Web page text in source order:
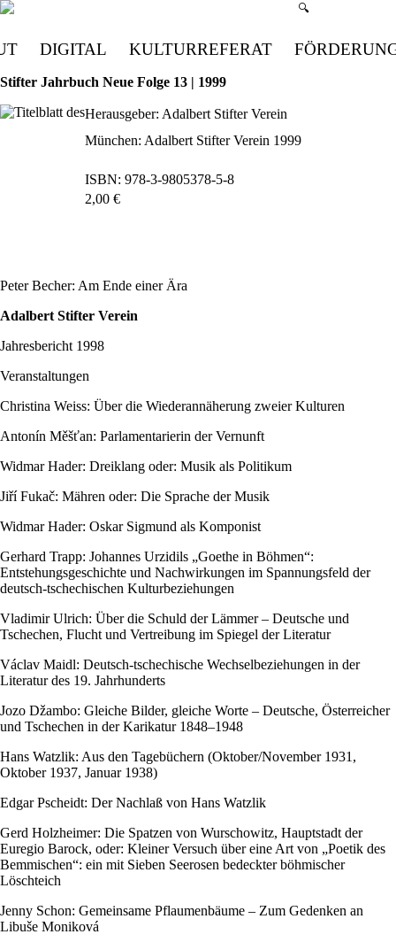
Suchmenü
🔍
DIGITAL KULTURREFERAT
Stifter Jahrbuch Neue Folge 13 | 1999
Herausgeber: Adalbert Stifter Verein
München: Adalbert Stifter Verein 1999
ISBN: 978-3-9805378-5-8
2,00 €
Peter Becher: Am Ende einer Ära
Adalbert Stifter Verein
Jahresbericht 1998
Veranstaltungen
Christina Weiss: Über die Wiederannäherung zweier Kulturen
Antonín Měšťan: Parlamentarierin der Vernunft
Widmar Hader: Dreiklang oder: Musik als Politikum
Jiří Fukač: Mähren oder: Die Sprache der Musik
Widmar Hader: Oskar Sigmund als Komponist
Gerhard Trapp: Johannes Urzidils „Goethe in Böhmen“:
Entstehungsgeschichte und Nachwirkungen im Spannungsfeld der
deutsch-tschechischen Kulturbeziehungen
Vladimir Ulrich: Über die Schuld der Lämmer – Deutsche und
Tschechen, Flucht und Vertreibung im Spiegel der Literatur
Václav Maidl: Deutsch-tschechische Wechselbeziehungen in der
Literatur des 19. Jahrhunderts
Jozo Džambo: Gleiche Bilder, gleiche Worte – Deutsche, Österreicher
und Tschechen in der Karikatur 1848–1948
Hans Watzlik: Aus den Tagebüchern (Oktober/November 1931,
Oktober 1937, Januar 1938)
Edgar Pscheidt: Der Nachlaß von Hans Watzlik
Gerd Holzheimer: Die Spatzen von Wurschowitz, Hauptstadt der
Euregio Barock, oder: Kleiner Versuch über eine Art von „Poetik des
Bemmischen“: ein mit Sieben Seerosen bedeckter böhmischer
Löschteich
Jenny Schon: Gemeinsame Pflaumenbäume – Zum Gedenken an
Libuše Moniková